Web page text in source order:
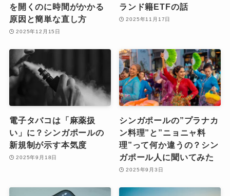
を開くのに時間がかかる
原因と簡単な直し方
2025年12月15日
ランド籍ETFの話
2025年11月17日
電子タバコは「麻薬扱
い」に？シンガポールの
新規制が示す本気度
2025年9月18日
シンガポールの”プラナカ
ン料理”と”ニョニャ料
理”って何か違うの？シン
ガポール人に聞いてみた
2025年9月3日